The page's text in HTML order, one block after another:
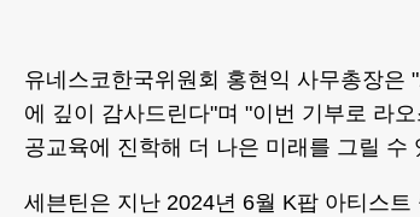
유네스코한국위원회 홍현익 사무총장은
에 깊이 감사드린다"며 "이번 기부로 라
공교육에 진학해 더 나은 미래를 그릴 수
세븐틴은 지난 2024년 6월 K팝 아티스